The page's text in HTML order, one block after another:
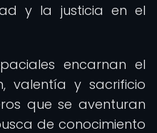
y la justicia en el
encarnan el
valentía y sacrificio
que se aventuran
de conocimiento